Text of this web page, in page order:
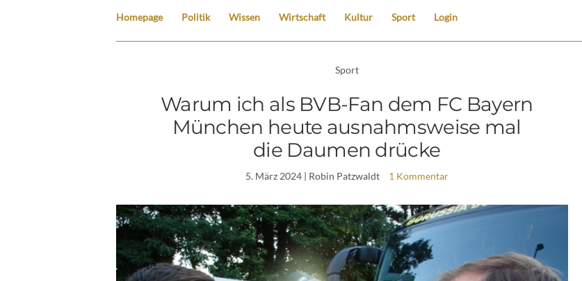
Homepage Politik Wissen Wirtschaft Kultur Sport Login
Sport
Warum ich als BVB-Fan dem FC Bayern
München heute ausnahmsweise mal
die Daumen drücke
5. März 2024| Robin Patzwaldt 1 Kommentar